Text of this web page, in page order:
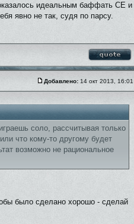
идеальным баффать CE и
явно не так, судя по парсу.
Добавлено: 14 окт 2013, 16:01
соло, рассчитывая только
что кому-то другому будет
возможно не рациональное
было сделано хорошо - сделай